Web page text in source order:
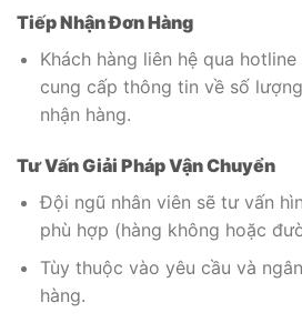
Tiếp Nhận Đơn Hàng
Khách hàng liên hệ qua
cung cấp thông tin về số
nhận hàng.
Tư Vấn Giải Pháp Vận Chuyển
Đội ngũ nhân viên sẽ tư vấn
phù hợp (hàng không hoặc
Tùy thuộc vào yêu cầu và
hàng.